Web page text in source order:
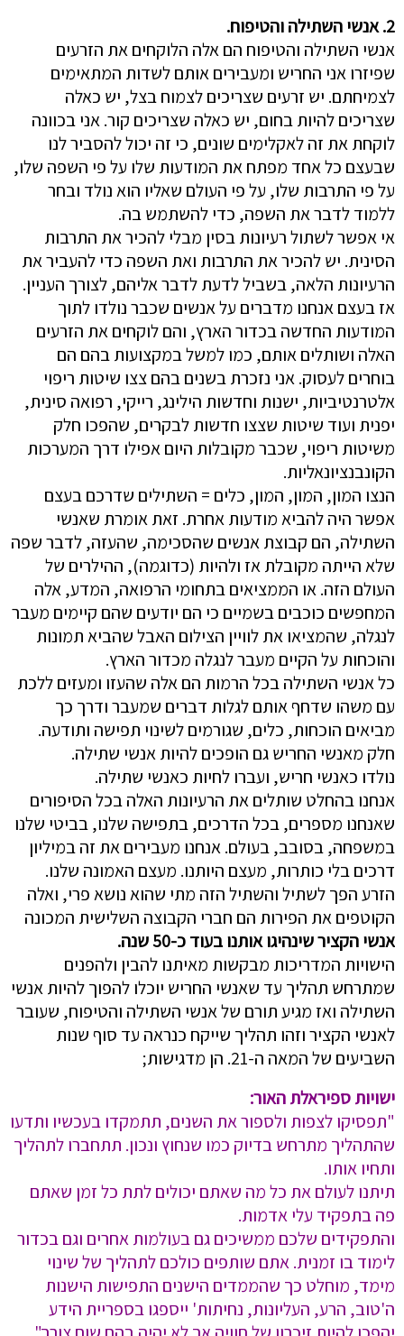
2. אנשי השתילה והטיפוח.
אנשי השתילה והטיפוח הם אלה הלוקחים את הזרעים
שפיזרו אני החריש ומעבירים אותם לשדות המתאימים
לצמיחתם. יש זרעים שצריכים לצמוח בצל, יש כאלה
שצריכים להיות בחום, יש כאלה שצריכים קור. אני בכוונה
לוקחת את זה לאקלימים שונים, כי זה יכול להסביר לנו
שבעצם כל אחד מפתח את המודעות שלו על פי השפה שלו,
על פי התרבות שלו, על פי העולם שאליו הוא נולד ובחר
ללמוד לדבר את השפה, כדי להשתמש בה.
אי אפשר לשתול רעיונות בסין מבלי להכיר את התרבות
הסינית. יש להכיר את התרבות ואת השפה כדי להעביר את
הרעיונות הלאה, בשביל לדעת לדבר אליהם, לצורך העניין.
אז בעצם אנחנו מדברים על אנשים שכבר נולדו לתוך
המודעות החדשה בכדור הארץ, והם לוקחים את הזרעים
האלה ושותלים אותם, כמו למשל במקצועות בהם הם
בוחרים לעסוק. אני נזכרת בשנים בהם צצו שיטות ריפוי
אלטרנטיביות, ישנות וחדשות הילינג, רייקי, רפואה סינית,
יפנית ועוד שיטות שצצו חדשות לבקרים, שהפכו חלק
משיטות ריפוי, שכבר מקובלות היום אפילו דרך המערכות
הקונבנציונאליות.
הנצו המון, המון, המון, כלים = השתילים שדרכם בעצם
אפשר היה להביא מודעות אחרת. זאת אומרת שאנשי
השתילה, הם קבוצת אנשים שהסכימה, שהעזה, לדבר שפה
שלא הייתה מקובלת אז ולהיות (כדוגמה), ההילרים של
העולם הזה. או הממציאים בתחומי הרפואה, המדע, אלה
המחפשים כוכבים בשמיים כי הם יודעים שהם קיימים מעבר
לנגלה, שהמציאו את לוויין הצילום האבל שהביא תמונות
והוכחות על הקיים מעבר לנגלה מכדור הארץ.
כל אנשי השתילה בכל הרמות הם אלה שהעזו ומעזים ללכת
עם משהו שדחף אותם לגלות דברים שמעבר ודרך כך
מביאים הוכחות, כלים, שגורמים לשינוי תפישה ותודעה.
חלק מאנשי החריש גם הופכים להיות אנשי שתילה.
נולדו כאנשי חריש, ועברו לחיות כאנשי שתילה.
אנחנו בהחלט שותלים את הרעיונות האלה בכל הסיפורים
שאנחנו מספרים, בכל הדרכים, בתפישה שלנו, בביטי שלנו
במשפחה, בסובב, בעולם. אנחנו מעבירים את זה במיליון
דרכים בלי כותרות, מעצם היותנו. מעצם האמונה שלנו.
הזרע הפך לשתיל והשתיל הזה מתי שהוא נושא פרי, ואלה
הקוטפים את הפירות הם חברי הקבוצה השלישית המכונה
אנשי הקציר שינהיגו אותנו בעוד כ-50 שנה.
הישויות המדריכות מבקשות מאיתנו להבין ולהפנים
שמתרחש תהליך עד שאנשי החריש יוכלו להפוך להיות אנשי
השתילה ואז מגיע תורם של אנשי השתילה והטיפוח, שעובר
לאנשי הקציר וזהו תהליך שייקח כנראה עד סוף שנות
השביעים של המאה ה-21. הן מדגישות;
ישויות ספיראלת האור:
"תפסיקו לצפות ולספור את השנים, תתמקדו בעכשיו ותדעו
שהתהליך מתרחש בדיוק כמו שנחוץ ונכון. תתחברו לתהליך
ותחיו אותו.
תיתנו לעולם את כל מה שאתם יכולים לתת כל זמן שאתם
פה בתפקיד עלי אדמות.
והתפקידים שלכם ממשיכים גם בעולמות אחרים וגם בכדור
לימוד בו זמנית. אתם שותפים כולכם לתהליך של שינוי
מימד, מוחלט כך שהממדים הישנים התפישות הישנות
ה'טוב, הרע, העליונות, נחיתות' ייספגו בספריית הידע